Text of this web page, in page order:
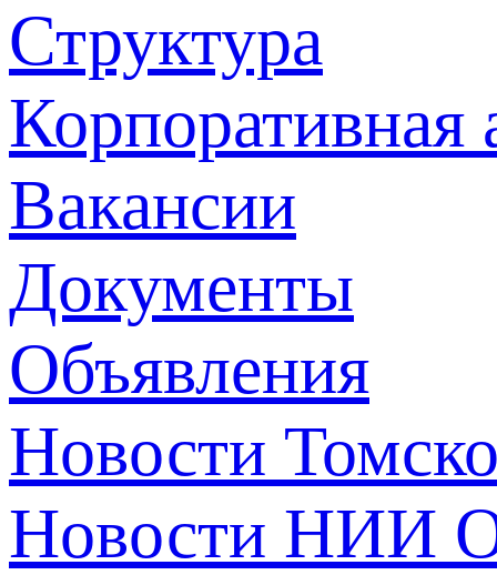
Структура
Корпоративная
Вакансии
Документы
Объявления
Новости
Новости НИИ